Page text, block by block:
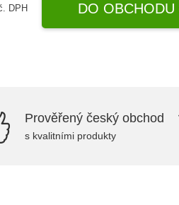
DPH DO OBCHODU
Prověřený český obchod
s kvalitními produkty